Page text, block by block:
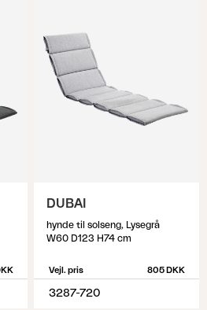
DUBAI
hynde til solseng, Lysegrå
W60 D123 H74 cm
Vejl. pris 805 DKK
3287-720